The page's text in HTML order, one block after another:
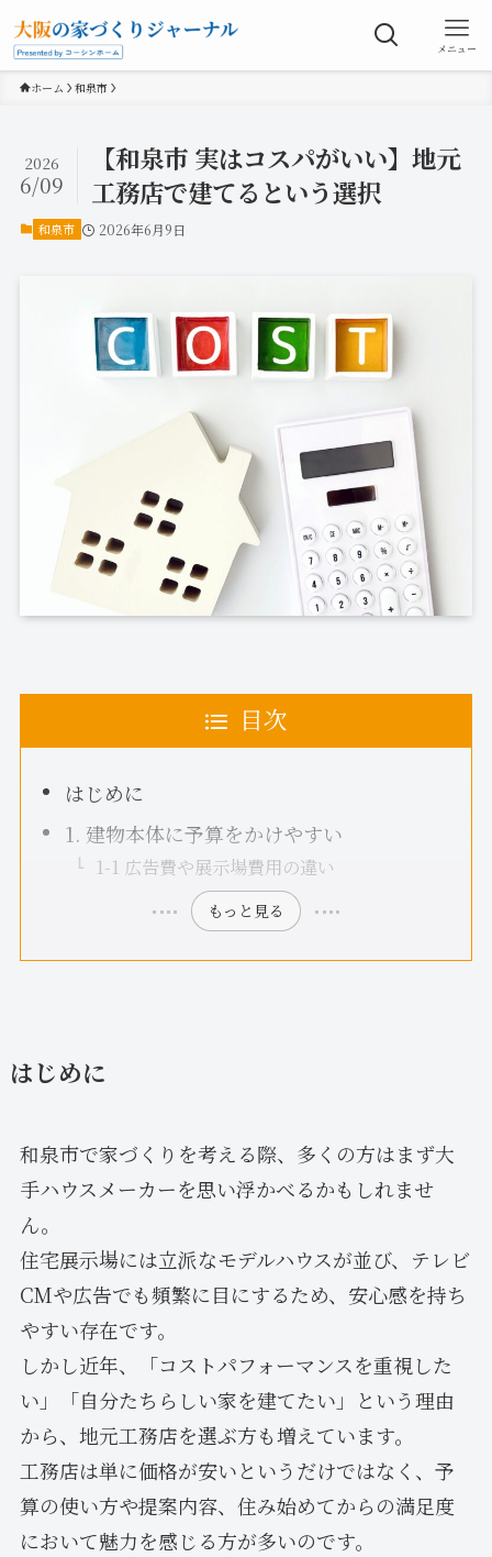
メニュー
ホーム 和泉市
【和泉市 実はコスパがいい】地元
工務店で建てるという選択
2026
6/09
和泉市 2026年6月9日
目次
はじめに
1. 建物本体に予算をかけやすい
1-1 広告費や展示場費用の違い
もっと見る
はじめに
和泉市で家づくりを考える際、多くの方はまず大
手ハウスメーカーを思い浮かべるかもしれませ
ん。
住宅展示場には立派なモデルハウスが並び、テレビ
CMや広告でも頻繁に目にするため、安心感を持ち
やすい存在です。
しかし近年、「コストパフォーマンスを重視した
い」「自分たちらしい家を建てたい」という理由
から、地元工務店を選ぶ方も増えています。
工務店は単に価格が安いというだけではなく、予
算の使い方や提案内容、住み始めてからの満足度
において魅力を感じる方が多いのです。